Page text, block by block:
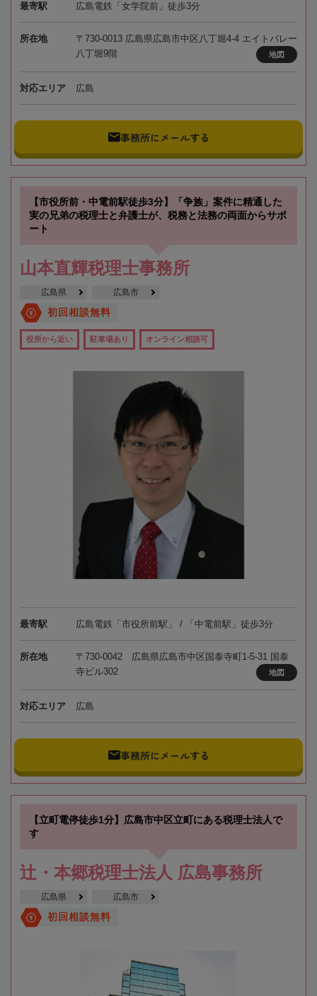
最寄駅 広島電鉄「女学院前」徒歩3分
所在地
〒730-0013 広島県広島市中区八丁堀4-4 エイトバレー
八丁堀9階
地図
対応エリア 広島
事務所にメールする
【市役所前・中電前駅徒歩3分】「争族」案件に精通した
実の兄弟の税理士と弁護士が、税務と法務の両面からサポ
ート
山本直輝税理士事務所
広島県 広島市
初回相談無料
役所から近い 駐車場あり オンライン相談可
最寄駅 広島電鉄「市役所前駅」 / 「中電前駅」徒歩3分
所在地
〒730-0042 広島県広島市中区国泰寺町1-5-31 国泰
寺ビル302
地図
対応エリア 広島
事務所にメールする
【立町電停徒歩1分】広島市中区立町にある税理士法人で
す
辻・本郷税理士法人 広島事務所
広島県 広島市
初回相談無料